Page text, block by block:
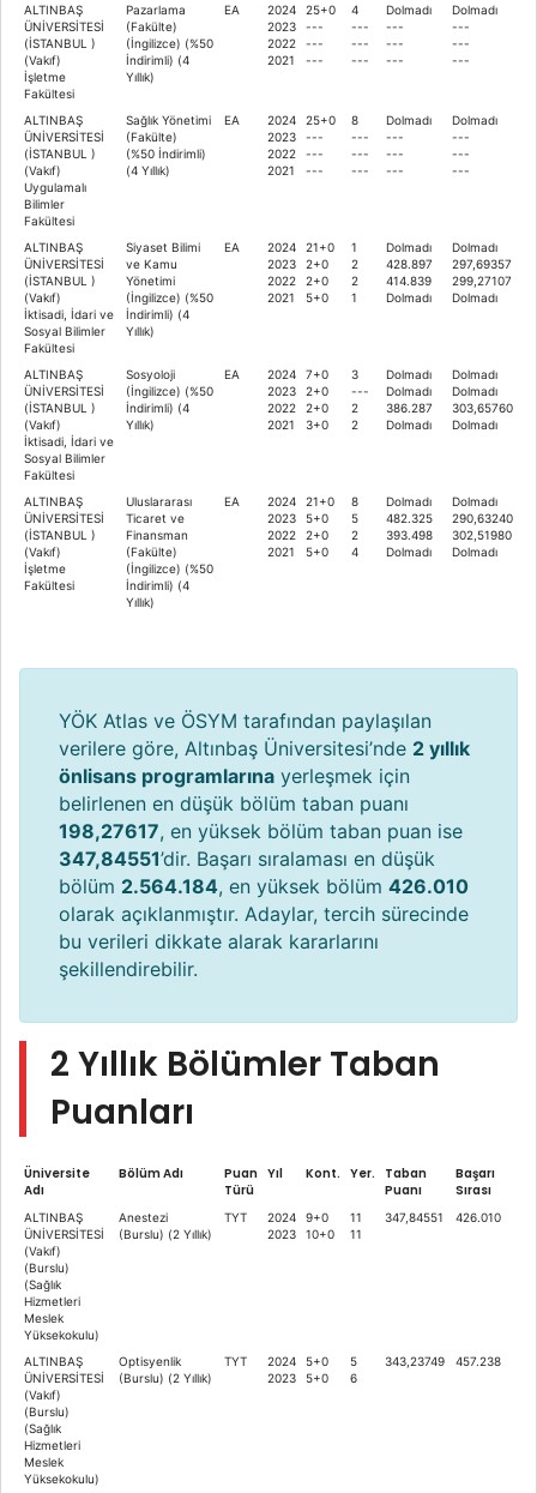
ALTINBAŞ
ÜNİVERSİTESİ
(İSTANBUL )
(Vakıf)
İşletme
Fakültesi
Pazarlama
(Fakülte)
(İngilizce) (%50
İndirimli) (4
Yıllık)
EA
2024
2023
2022
2021
25+0
---
---
---
4
---
---
---
Dolmadı
---
---
---
Dolmadı
---
---
---
ALTINBAŞ
ÜNİVERSİTESİ
(İSTANBUL )
(Vakıf)
Uygulamalı
Bilimler
Fakültesi
Sağlık Yönetimi
(Fakülte)
(%50 İndirimli)
(4 Yıllık)
EA
2024
2023
2022
2021
25+0
---
---
---
8
---
---
---
Dolmadı
---
---
---
Dolmadı
---
---
---
ALTINBAŞ
ÜNİVERSİTESİ
(İSTANBUL )
(Vakıf)
İktisadi, İdari ve
Sosyal Bilimler
Fakültesi
Siyaset Bilimi
ve Kamu
Yönetimi
(İngilizce) (%50
İndirimli) (4
Yıllık)
EA
2024
2023
2022
2021
21+0
2+0
2+0
5+0
1
2
2
1
Dolmadı
428.897
414.839
Dolmadı
Dolmadı
297,69357
299,27107
Dolmadı
ALTINBAŞ
ÜNİVERSİTESİ
(İSTANBUL )
(Vakıf)
İktisadi, İdari ve
Sosyal Bilimler
Fakültesi
Sosyoloji
(İngilizce) (%50
İndirimli) (4
Yıllık)
EA
2024
2023
2022
2021
7+0
2+0
2+0
3+0
3
---
2
2
Dolmadı
Dolmadı
386.287
Dolmadı
Dolmadı
Dolmadı
303,65760
Dolmadı
ALTINBAŞ
ÜNİVERSİTESİ
(İSTANBUL )
(Vakıf)
İşletme
Fakültesi
Uluslararası
Ticaret ve
Finansman
(Fakülte)
(İngilizce) (%50
İndirimli) (4
Yıllık)
EA
2024
2023
2022
2021
21+0
5+0
2+0
5+0
8
5
2
4
Dolmadı
482.325
393.498
Dolmadı
Dolmadı
290,63240
302,51980
Dolmadı
YÖK Atlas ve ÖSYM tarafından paylaşılan
verilere göre, Altınbaş Üniversitesi’nde 2 yıllık
önlisans programlarına yerleşmek için
belirlenen en düşük bölüm taban puanı
198,27617, en yüksek bölüm taban puan ise
347,84551’dir. Başarı sıralaması en düşük
bölüm 2.564.184, en yüksek bölüm 426.010
olarak açıklanmıştır. Adaylar, tercih sürecinde
bu verileri dikkate alarak kararlarını
şekillendirebilir.
2 Yıllık Bölümler Taban
Puanları
Üniversite
Adı
Bölüm Adı
Puan
Türü
Yıl Kont. Yer.
Taban
Puanı
Başarı
Sırası
ALTINBAŞ
ÜNİVERSİTESİ
(Vakıf)
(Burslu)
(Sağlık
Hizmetleri
Meslek
Yüksekokulu)
Anestezi
(Burslu) (2 Yıllık)
TYT
2024
2023
9+0
10+0
11
11
347,84551 426.010
ALTINBAŞ
ÜNİVERSİTESİ
(Vakıf)
(Burslu)
(Sağlık
Hizmetleri
Meslek
Yüksekokulu)
Optisyenlik
(Burslu) (2 Yıllık)
TYT
2024
2023
5+0
5+0
5
6
343,23749 457.238